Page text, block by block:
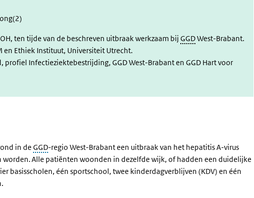
ten tijde van de beschreven uitbraak werkzaam bij GGDWest-Brabant.
en Ethiek Instituut, Universiteit Utrecht.
profiel Infectieziektebestrijding, GGD West-Brabant en GGD Hart voor
in de GGD-regio West-Brabant een uitbraak van het hepatitis A-virus
worden. Alle patiënten woonden in dezelfde wijk, of hadden een duidelijke
basisscholen, één sportschool, twee kinderdagverblijven (KDV) en één